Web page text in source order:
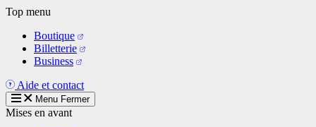
Aller
contenu
principal
Top menu
Boutique
Billetterie
Business
Aide et contact
Menu Fermer
Mises en avant